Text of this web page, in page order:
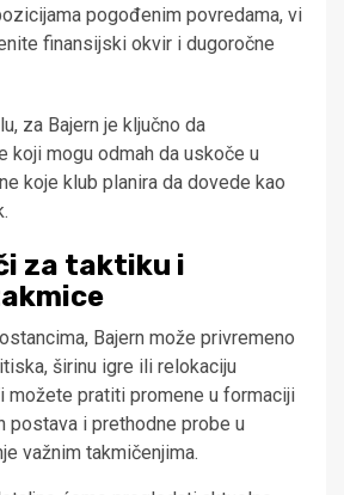
pogođenim povredama, vi
finansijski okvir i dugoročne
za Bajern je ključno da
koji mogu odmah da uskoče u
koje klub planira da dovede kao
za taktiku i
Bajern može privremeno
širinu igre ili relokaciju
možete pratiti promene u formaciji
postava i prethodne probe u
važnim takmičenjima.